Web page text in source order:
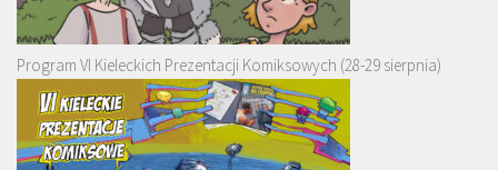
Program VI Kieleckich Prezentacji Komiksowych (28-29 sierpnia)